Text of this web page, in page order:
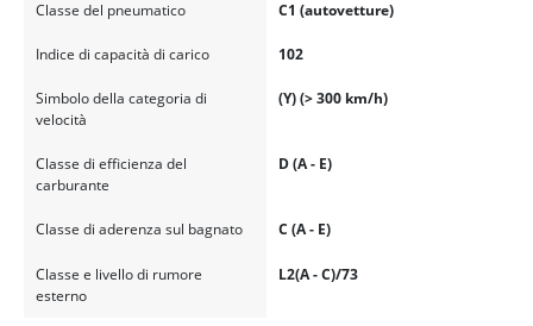
Classe del pneumatico C1 (autovetture)
Indice di capacità di carico 102
Simbolo della categoria di
velocità
(Y) (> 300 km/h)
Classe di efficienza del
carburante
D (A - E)
Classe di aderenza sul bagnato C (A - E)
Classe e livello di rumore
esterno
L2(A - C)/73